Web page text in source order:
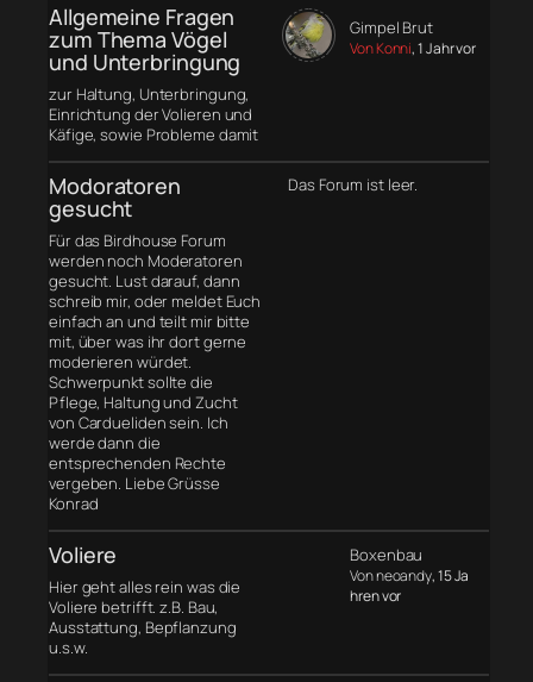
Allgemeine Fragen
zum Thema Vögel
und Unterbringung
zur Haltung, Unterbringung,
Einrichtung der Volieren und
Käfige, sowie Probleme damit
Gimpel Brut
Von Konni, 1 Jahr vor
Modoratoren
gesucht
Für das Birdhouse Forum
werden noch Moderatoren
gesucht. Lust darauf, dann
schreib mir, oder meldet Euch
einfach an und teilt mir bitte
mit, über was ihr dort gerne
moderieren würdet.
Schwerpunkt sollte die
Pflege, Haltung und Zucht
von Cardueliden sein. Ich
werde dann die
entsprechenden Rechte
vergeben. Liebe Grüsse
Konrad
Das Forum ist leer.
Voliere
Hier geht alles rein was die
Voliere betrifft. z.B. Bau,
Ausstattung, Bepflanzung
u.s.w.
Boxenbau
Von neoandy, 15 Ja
hren vor